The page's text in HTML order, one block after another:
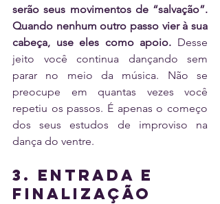
serão seus movimentos de “salvação”.
Quando nenhum outro passo vier à sua
cabeça, use eles como apoio. Desse
jeito você continua dançando sem
parar no meio da música. Não se
preocupe em quantas vezes você
repetiu os passos. É apenas o começo
dos seus estudos de improviso na
dança do ventre.
3. Entrada e
finalização